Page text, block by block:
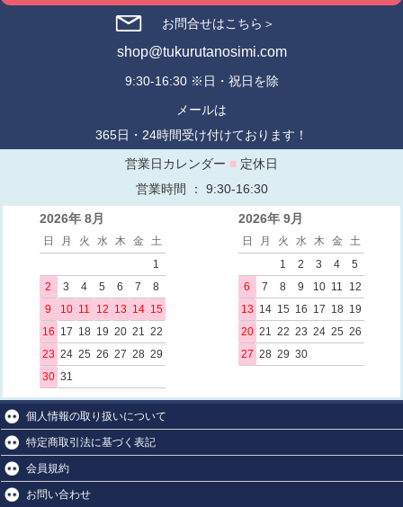
お問合せはこちら＞
shop@tukurutanosimi.com
9:30-16:30 ※日・祝日を除
メールは
365日・24時間受け付けております！
営業日カレンダー ■ 定休日
営業時間 ： 9:30-16:30
2026年 8月
日 月 火 水 木 金
土
1
2
3 4 5 6 7
8
9
10 11 12 13 14 15
16 17 18 19 20 21
22
23 24 25 26 27 28 29
30 31
2026年 9月
日 月 火 水 木 金
土
1
2 3 4
5
6
7 8 9 10 11
12
13 14 15 16 17 18 19
20 21 22 23 24 25 26
27 28 29 30
個人情報の取り扱いについて
特定商取引法に基づく表記
会員規約
お問い合わせ